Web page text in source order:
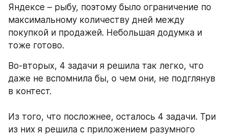
Яндексе – рыбу, поэтому было ограничение по
максимальному количеству дней между
покупкой и продажей. Небольшая додумка и
тоже готово.
Во-вторых, 4 задачи я решила так легко, что
даже не вспомнила бы, о чем они, не подглянув
в контест.
Из того, что посложнее, осталось 4 задачи. Три
из них я решила с приложением разумного